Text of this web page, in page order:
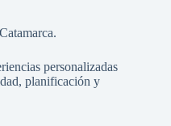
personalizadas
planificación y